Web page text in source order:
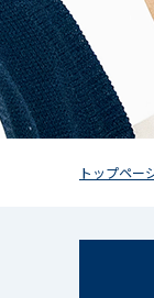
トップペー